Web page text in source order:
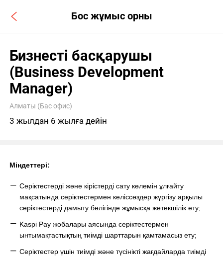
Бос жұмыс орны
Бизнесті басқарушы
(Business Development
Manager)
Алматы (Бас офис)
3 жылдан 6 жылға дейін
Міндеттері:
Серіктестерді және кірістерді сату көлемін ұлғайту
мақсатындасеріктестермен келіссөздер жүргізу арқылы
серіктестерді дамыту бөлігінде жұмысқа жетекшілік ету;
Kaspi Pay жобаларыаясында серіктестермен
ынтымақтастықтың тиімді шарттарын қамтамасыз ету;
Серіктестер үшін тиімді және түсінікті жағдайларда тиімді